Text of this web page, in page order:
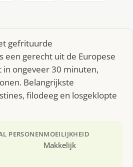
gefrituurde
een gerecht uit de Europese
in ongeveer 30 minuten,
Belangrijkste
filodeeg en losgeklopte
PERSONENMOEILIJKHEID
Makkelijk